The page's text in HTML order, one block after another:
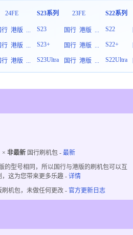
24FE
行 港版 ...
行 港版 ...
行 港版 ...
S23系列 23FE
S23 国行 港版 ...
S23+
国行 港版 ...
S23Ultra
国行 港版 ...
S22系列
S22
S22+
S22Ultra
× 非最新国行刷机包 - 最新
的型号相同，所以国行与港版的刷机包可以互
，这为您带来更多乐趣 -详情
机包，未做任何更改 - 官方更新日志